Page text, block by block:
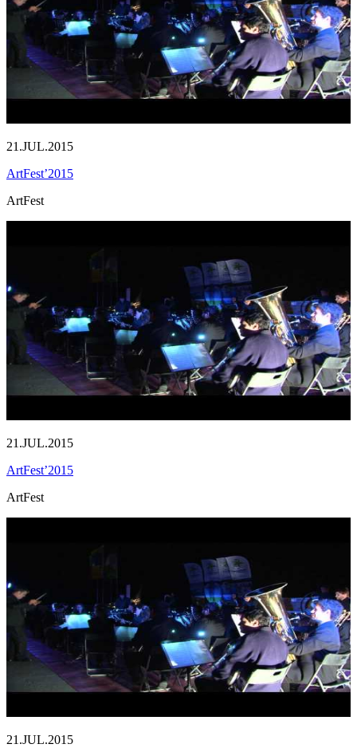
21.JUL.2015
ArtFest’2015
ArtFest
21.JUL.2015
ArtFest’2015
ArtFest
21.JUL.2015